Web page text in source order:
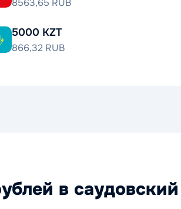
8563,65 RUB
5000 KZT
866,32 RUB
в